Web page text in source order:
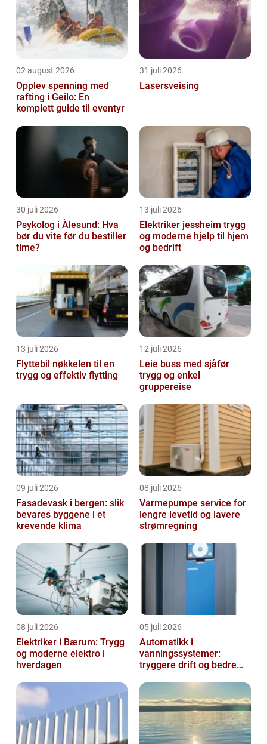
02 august 2026
Opplev spenning med
rafting i Geilo: En
komplett guide til eventyr
31 juli 2026
Lasersveising
30 juli 2026
Psykolog i Ålesund: Hva
bør du vite før du bestiller
time?
13 juli 2026
Elektriker jessheim trygg
og moderne hjelp til hjem
og bedrift
13 juli 2026
Flyttebil nøkkelen til en
trygg og effektiv flytting
12 juli 2026
Leie buss med sjåfør
trygg og enkel
gruppereise
09 juli 2026
Fasadevask i bergen: slik
bevares byggene i et
krevende klima
08 juli 2026
Varmepumpe service for
lengre levetid og lavere
strømregning
08 juli 2026
Elektriker i Bærum: Trygg
og moderne elektro i
hverdagen
05 juli 2026
Automatikk i
vanningssystemer:
tryggere drift og bedre